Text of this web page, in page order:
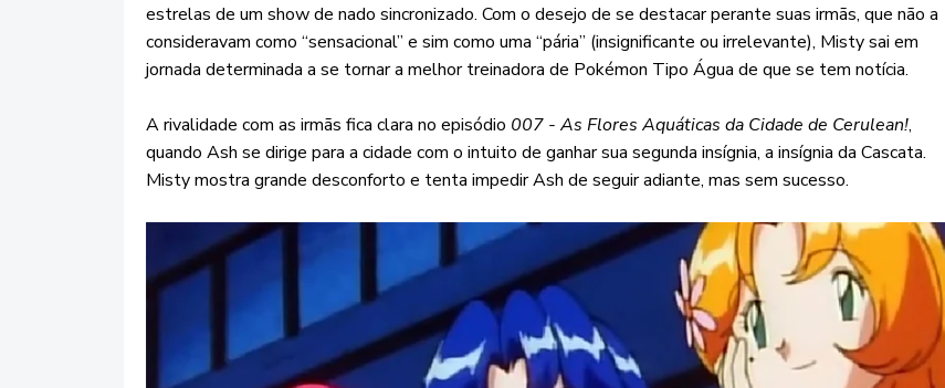
estrelas de um show de nado sincronizado. Com o desejo de se destacar perante suas irmãs, que não a
consideravam como “sensacional” e sim como uma “pária” (insignificante ou irrelevante), Misty sai em
jornada determinada a se tornar a melhor treinadora de Pokémon Tipo Água de que se tem notícia.
A rivalidade com as irmãs fica clara no episódio 007 - As Flores Aquáticas da Cidade de Cerulean!,
quando Ash se dirige para a cidade com o intuito de ganhar sua segunda insígnia, a insígnia da Cascata.
Misty mostra grande desconforto e tenta impedir Ash de seguir adiante, mas sem sucesso.